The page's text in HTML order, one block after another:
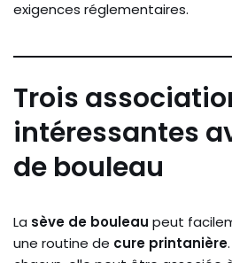
exigences réglementaires.
Trois
intéressantes
de bouleau
La sève de bouleau peut
une routine de cure printanière